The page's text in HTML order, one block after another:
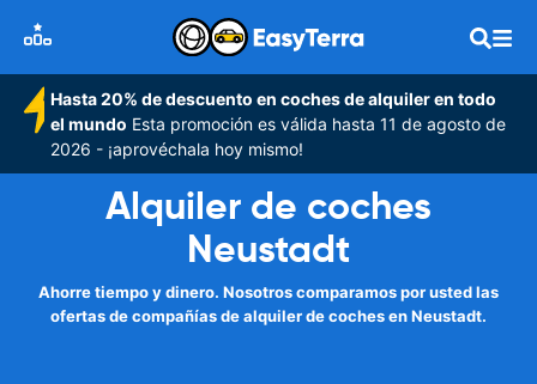
Hasta 20% de descuento en coches de alquiler en todo
el mundo Esta promoción es válida hasta 11 de agosto de
2026 - ¡aprovéchala hoy mismo!
Alquiler de coches
Neustadt
Ahorre tiempo y dinero. Nosotros comparamos por usted las
ofertas de compañías de alquiler de coches en Neustadt.